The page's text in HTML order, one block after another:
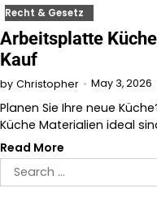
Recht & Gesetz
Arbeitsplatte
Kauf
by Christopher May 3, 2026
Planen Sie Ihre neue
Küche Materialien ideal
Read More
Search
for: